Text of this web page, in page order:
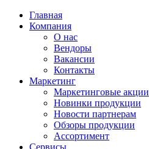
Главная
Компания
О нас
Вендоры
Вакансии
Контакты
Маркетинг
Маркетинговые акции
Новинки продукции
Новости партнерам
Обзоры продукции
Ассортимент
Сервисы